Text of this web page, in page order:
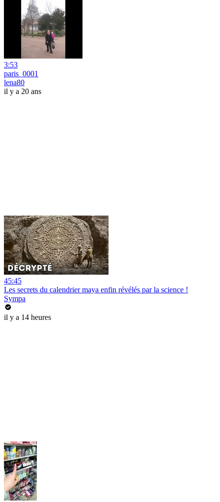
3:53
paris_0001
lena80
il y a 20 ans
45:45
Les secrets du calendrier maya enfin révélés par la science !
Sympa
il y a 14 heures